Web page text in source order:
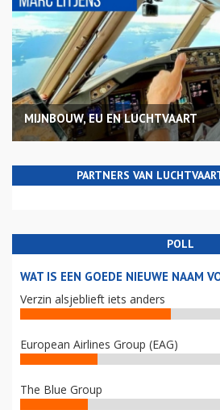
MIJNBOUW, EU EN LUCHTVAART
PARTNERS VAN
POLL
WAT IS EEN GOEDE NIEUWE NAAM
Verzin alsjeblieft iets anders
European Airlines Group (EAG)
The Blue Group